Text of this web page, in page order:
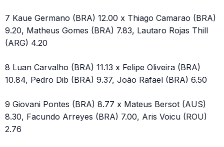
7 Kaue Germano (BRA) 12.00 x Thiago Camarao (BRA)
9.20, Matheus Gomes (BRA) 7.83, Lautaro Rojas Thill
(ARG) 4.20
8 Luan Carvalho (BRA) 11.13 x Felipe Oliveira (BRA)
10.84, Pedro Dib (BRA) 9.37, João Rafael (BRA) 6.50
9 Giovani Pontes (BRA) 8.77 x Mateus Bersot (AUS)
8.30, Facundo Arreyes (BRA) 7.00, Aris Voicu (ROU)
2.76